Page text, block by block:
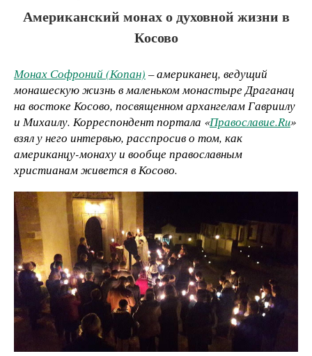
Американский монах о духовной жизни в
Косово
Монах Софроний (Копан) – американец, ведущий
монашескую жизнь в маленьком монастыре Драганац
на востоке Косово, посвященном архангелам Гавриилу
и Михаилу. Корреспондент портала «Православие.Ru»
взял у него интервью, расспросив о том, как
американцу-монаху и вообще православным
христианам живется в Косово.